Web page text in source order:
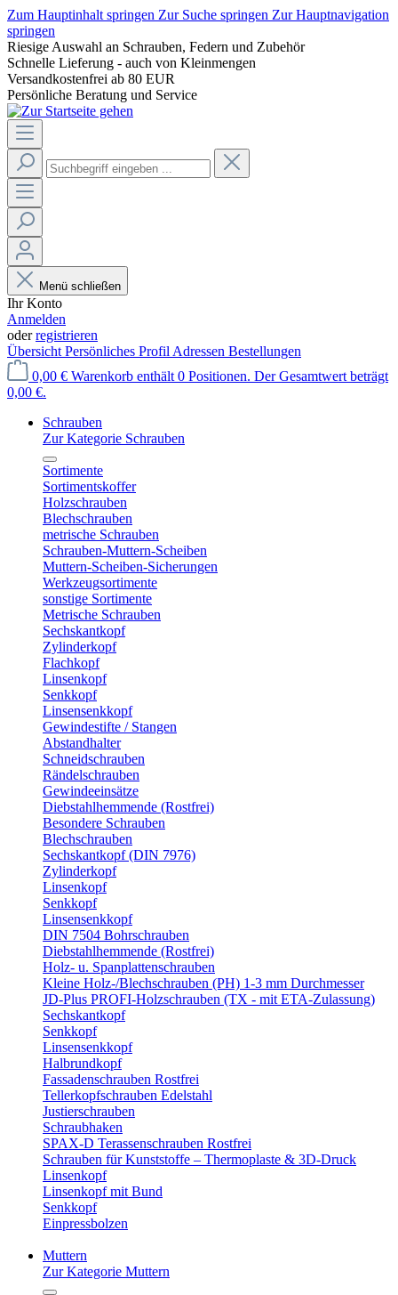
Zum Hauptinhalt springen Zur Suche springen Zur Hauptnavigation
springen
Riesige Auswahl an Schrauben, Federn und Zubehör
Schnelle Lieferung - auch von Kleinmengen
Versandkostenfrei ab 80 EUR
Persönliche Beratung und Service
Menü schließen
Ihr Konto
Anmelden
oderregistrieren
Übersicht Persönliches Profil Adressen Bestellungen
0,00 € Warenkorb enthält 0 Positionen. Der Gesamtwert beträgt
0,00 €.
Schrauben
Zur Kategorie Schrauben
Sortimente
Sortimentskoffer
Holzschrauben
Blechschrauben
metrische Schrauben
Schrauben-Muttern-Scheiben
Muttern-Scheiben-Sicherungen
Werkzeugsortimente
sonstige Sortimente
Metrische Schrauben
Sechskantkopf
Zylinderkopf
Flachkopf
Linsenkopf
Senkkopf
Linsensenkkopf
Gewindestifte / Stangen
Abstandhalter
Schneidschrauben
Rändelschrauben
Gewindeeinsätze
Diebstahlhemmende (Rostfrei)
Besondere Schrauben
Blechschrauben
Sechskantkopf (DIN 7976)
Zylinderkopf
Linsenkopf
Senkkopf
Linsensenkkopf
DIN 7504 Bohrschrauben
Diebstahlhemmende (Rostfrei)
Holz- u. Spanplattenschrauben
Kleine Holz-/Blechschrauben (PH) 1-3 mm Durchmesser
JD-Plus PROFI-Holzschrauben (TX - mit ETA-Zulassung)
Sechskantkopf
Senkkopf
Linsensenkkopf
Halbrundkopf
Fassadenschrauben Rostfrei
Tellerkopfschrauben Edelstahl
Justierschrauben
Schraubhaken
SPAX-D Terassenschrauben Rostfrei
Schrauben für Kunststoffe – Thermoplaste & 3D-Druck
Linsenkopf
Linsenkopf mit Bund
Senkkopf
Einpressbolzen
Muttern
Zur Kategorie Muttern